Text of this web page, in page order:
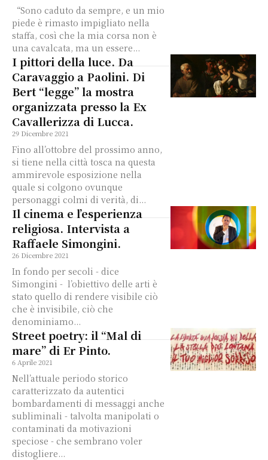
piede è rimasto impigliato nella
staffa, così che la mia corsa non è
una cavalcata, ma un essere...
I pittori della luce. Da
Caravaggio a Paolini. Di
Bert “legge” la mostra
organizzata presso la Ex
Cavallerizza di Lucca.
29 Dicembre 2021
Fino all’ottobre del prossimo anno,
si tiene nella città tosca na questa
ammirevole esposizione nella
quale si colgono ovunque
personaggi colmi di verità, di...
Il cinema e l’esperienza
religiosa. Intervista a
Raffaele Simongini.
26 Dicembre 2021
In fondo per secoli - dice
Simongini - l’obiettivo delle arti è
stato quello di rendere visibile ciò
che è invisibile, ciò che
denominiamo...
Street poetry: il “Mal di
mare” di Er Pinto.
6 Aprile 2021
Nell’attuale periodo storico
caratterizzato da autentici
bombardamenti di messaggi anche
subliminali - talvolta manipolati o
contaminati da motivazioni
speciose - che sembrano voler
distogliere...